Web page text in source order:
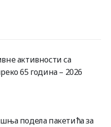
активности са
65 година – 2026
подела пакетића за